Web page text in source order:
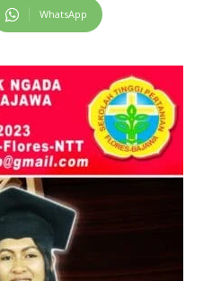
WhatsApp